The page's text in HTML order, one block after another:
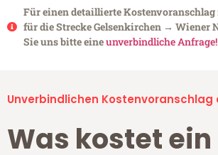
Für einen detaillierte
für die Strecke Gelsenkirchen → Wiener
Sie uns bitte eineunverbindliche Anfrage!
Unverbindlichen Kostenvoranschlag
Was kostet ein